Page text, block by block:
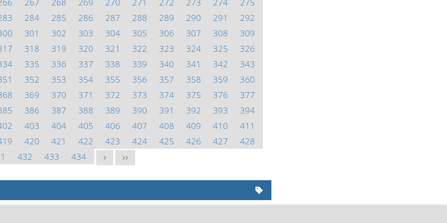
284 285 286 287 288 289 290 291
292
301 302 303 304 305 306 307 308
309
318 319 320 321 322 323 324 325
326
335 336 337 338 339 340 341 342
343
352 353 354 355 356 357 358 359
360
369 370 371 372 373 374 375 376
377
386 387 388 389 390 391 392 393
394
403 404 405 406 407 408 409 410
411
420 421 422 423 424 425 426 427
428
432 433 434 > >>